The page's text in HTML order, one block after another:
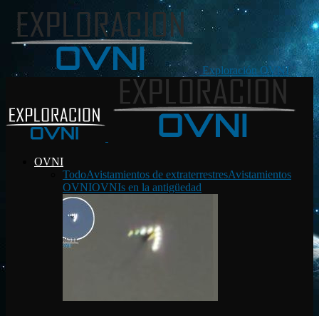
Exploración OVNI
OVNI
TodoAvistamientos de extraterrestresAvistamientos
OVNIOVNIs en la antigüedad